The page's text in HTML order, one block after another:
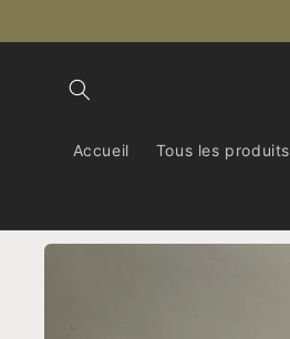
au
Accueil Tous les produits
Passer aux